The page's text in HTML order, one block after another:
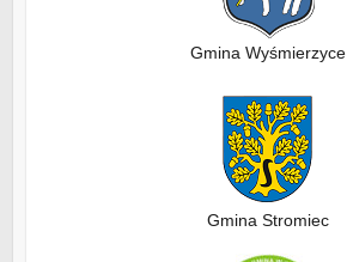
Gmina Wyśmierzyce
Gmina Stromiec